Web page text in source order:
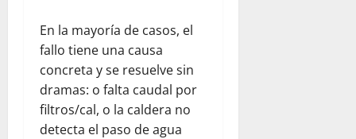
En la mayoría de casos, el
fallo tiene una causa
concreta y se resuelve sin
dramas: o falta caudal por
filtros/cal, o la caldera no
detecta el paso de agua